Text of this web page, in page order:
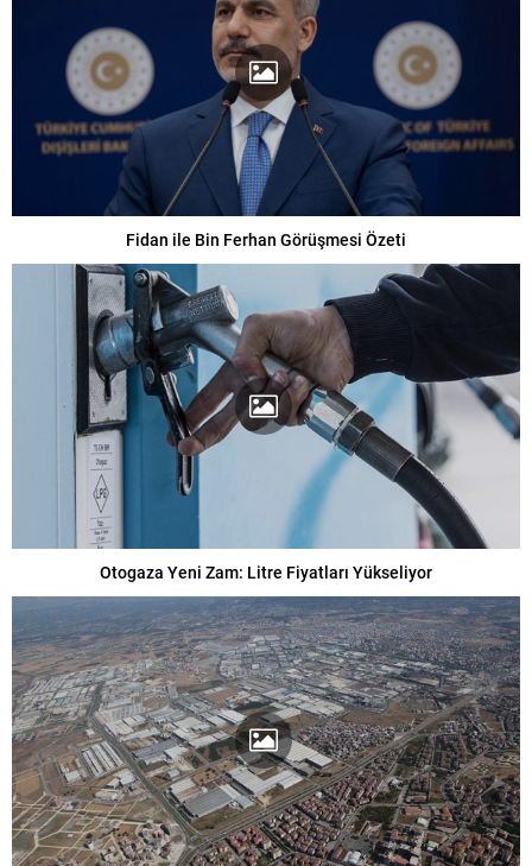
Fidan ile Bin Ferhan Görüşmesi Özeti
Otogaza Yeni Zam: Litre Fiyatları Yükseliyor